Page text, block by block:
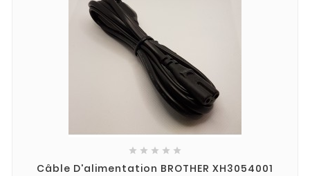
    
Câble D'alimentation BROTHER XH3054001